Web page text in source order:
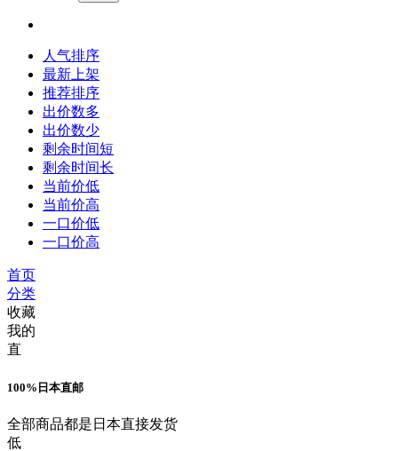
人气排序
最新上架
推荐排序
出价数多
出价数少
剩余时间短
剩余时间长
当前价低
当前价高
一口价低
一口价高
首页
分类
收藏
我的
直
100%日本直邮
全部商品都是日本直接发货
低